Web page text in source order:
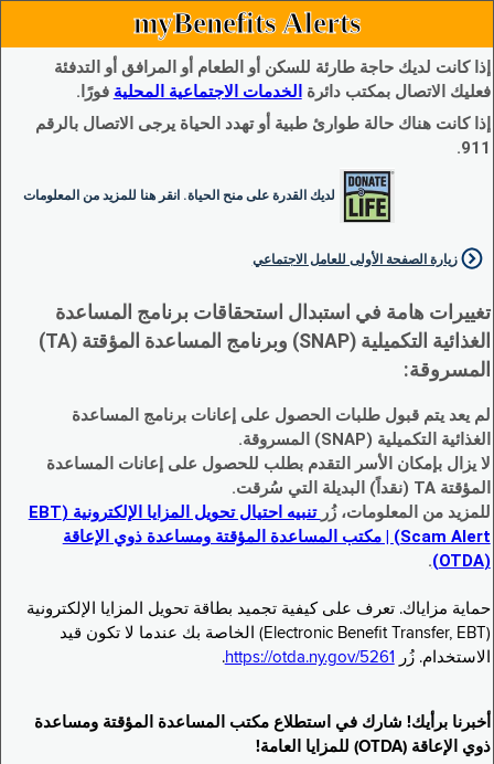
myBenefits Alerts
إذا كانت لديك حاجة طارئة للسكن أو الطعام أو المرافق أو التدفئة
فعليك الاتصال بمكتب دائرة الخدمات الاجتماعية المحلية فورًا.
إذا كانت هناك حالة طوارئ طبية أو تهدد الحياة يرجى الاتصال بالرقم
911.
لديك القدرة على منح الحياة. انقر هنا للمزيد من المعلومات
زيارة الصفحة الأولى للعامل الاجتماعي
تغييرات هامة في استبدال استحقاقات برنامج المساعدة
الغذائية التكميلية (SNAP) وبرنامج المساعدة المؤقتة (TA)
المسروقة:
لم يعد يتم قبول طلبات الحصول على إعانات برنامج المساعدة
الغذائية التكميلية (SNAP) المسروقة.
لا يزال بإمكان الأسر التقدم بطلب للحصول على إعانات المساعدة
المؤقتة TA (نقداً) البديلة التي سُرقت.
للمزيد من المعلومات، زُر
تنبيه احتيال تحويل المزايا الإلكترونية (EBT
Scam Alert) | مكتب المساعدة المؤقتة ومساعدة ذوي الإعاقة
(OTDA)
.
حماية مزاياك. تعرف على كيفية تجميد بطاقة تحويل المزايا الإلكترونية
(Electronic Benefit Transfer, EBT) الخاصة بك عندما لا تكون قيد
الاستخدام. زُر
https://otda.ny.gov/5261
.
أخبرنا برأيك! شارك في استطلاع مكتب المساعدة المؤقتة ومساعدة
ذوي الإعاقة (OTDA) للمزايا العامة!